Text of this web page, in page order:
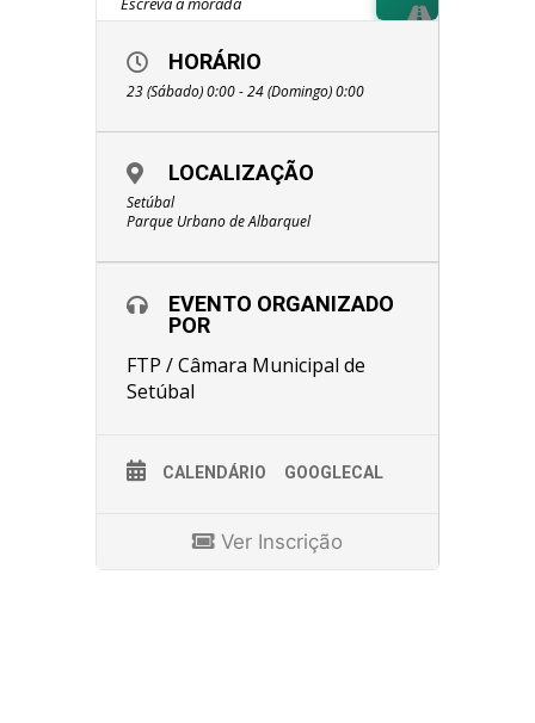
HORÁRIO
23 (Sábado) 0:00 - 24 (Domingo) 0:00
LOCALIZAÇÃO
Setúbal
Parque Urbano de Albarquel
EVENTO ORGANIZADO
POR
FTP / Câmara Municipal de
Setúbal
CALENDÁRIO GOOGLECAL
Ver Inscrição